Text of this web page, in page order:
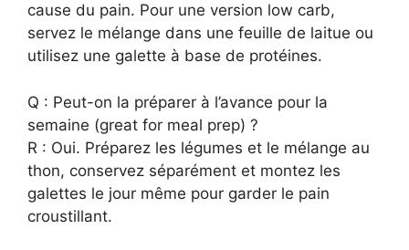
cause du pain. Pour une version low carb,
servez le mélange dans une feuille de laitue ou
utilisez une galette à base de protéines.
Q : Peut-on la préparer à l’avance pour la
semaine (great for meal prep) ?
R : Oui. Préparez les légumes et le mélange au
thon, conservez séparément et montez les
galettes le jour même pour garder le pain
croustillant.